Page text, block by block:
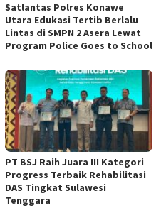
Satlantas Polres Konawe
Utara Edukasi Tertib Berlalu
Lintas di SMPN 2 Asera Lewat
Program Police Goes to School
PT BSJ Raih Juara III Kategori
Progress Terbaik Rehabilitasi
DAS Tingkat Sulawesi
Tenggara